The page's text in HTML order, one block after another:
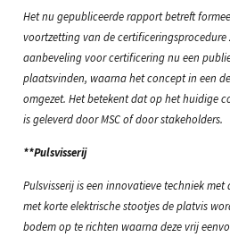
Het nu gepubliceerde rapport betreft
voortzetting van de certificeringsprocedure
aanbeveling voor certificering nu een
plaatsvinden, waarna het concept in een
omgezet. Het betekent dat op het huidige
is geleverd door MSC of door stakeholders.
**Pulsvisserij
Pulsvisserij is een innovatieve techniek
met korte elektrische stootjes de platvis
bodem op te richten waarna deze vrij